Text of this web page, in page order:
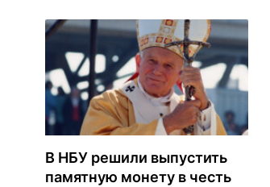
В НБУ решили выпустить
памятную монету в честь